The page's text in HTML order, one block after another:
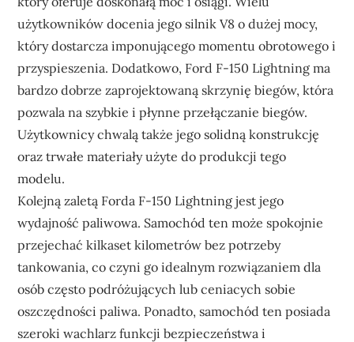
użytkowników docenia jego silnik V8 o dużej mocy,
który dostarcza imponującego momentu obrotowego i
przyspieszenia. Dodatkowo, Ford F-150 Lightning ma
bardzo dobrze zaprojektowaną skrzynię biegów, która
pozwala na szybkie i płynne przełączanie biegów.
Użytkownicy chwalą także jego solidną konstrukcję
oraz trwałe materiały użyte do produkcji tego
modelu.
Kolejną zaletą Forda F-150 Lightning jest jego
wydajność paliwowa. Samochód ten może spokojnie
przejechać kilkaset kilometrów bez potrzeby
tankowania, co czyni go idealnym rozwiązaniem dla
osób często podróżujących lub ceniacych sobie
oszczędności paliwa. Ponadto, samochód ten posiada
szeroki wachlarz funkcji bezpieczeństwa i